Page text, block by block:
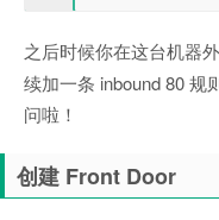
之后时候你在这台机器
续加一条 inbound 80 规
问啦！
创建 Front Door